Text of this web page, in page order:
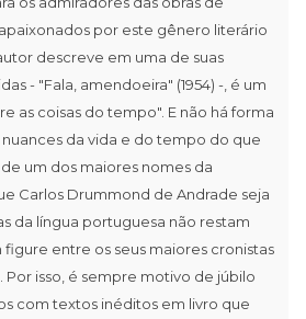
por este gênero literário
descreve em uma de suas
- "Fala, amendoeira" (1954) -, é um
as coisas do tempo". E não há forma
da vida e do tempo do que
um dos maiores nomes da
Carlos Drummond de Andrade seja
da língua portuguesa não restam
entre os seus maiores cronistas
Por isso, é sempre motivo de júbilo
com textos inéditos em livro que